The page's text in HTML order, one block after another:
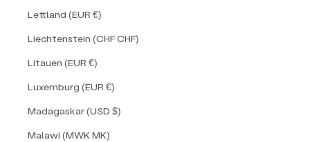
Lettland (EUR €)
Liechtenstein (CHF CHF)
Litauen (EUR €)
Luxemburg (EUR €)
Madagaskar (USD $)
Malawi (MWK MK)